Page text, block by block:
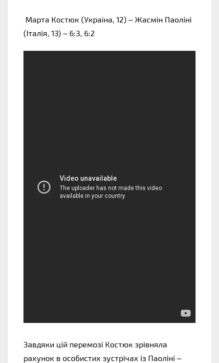
(Італія, 13) – 6:3, 6:2
Завдяки цій перемозі Костюк зрівняла
рахунок в особистих зустрічах із Паоліні –